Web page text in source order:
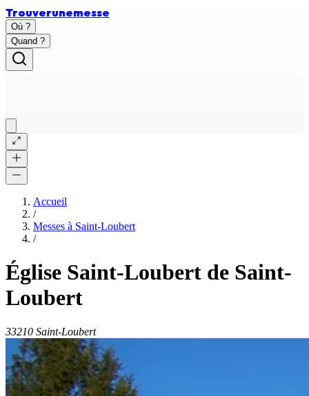
Trouverunemesse
Où ?
Quand ?
Accueil
/
Messes à Saint-Loubert
/
Église Saint-Loubert de Saint-
Loubert
33210 Saint-Loubert